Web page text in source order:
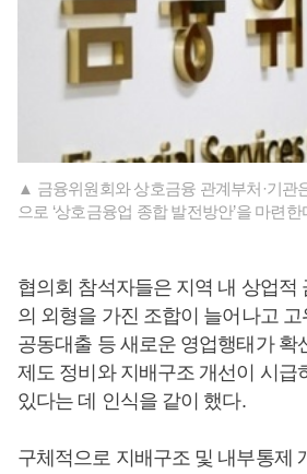
▲ 금융위원회와 상호금융 관계부처·기관
으로 ‘상호금융업 종합 발전방안’을 마련한
협의회 참석자들은 지역 내 상업적
의 외형을 가진 조합이 늘어나고
공동대출 등 새로운 영업행태가 확
제도 정비와 지배구조 개선이 시급
있다는 데 인식을 같이 했다.
구체적으로 지배구조 및 내부통제